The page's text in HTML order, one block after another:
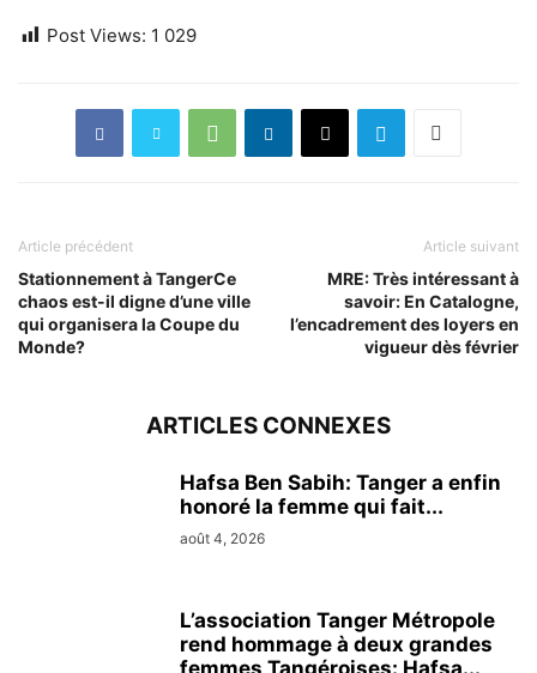
Post Views: 1 029
Article précédent
Stationnement à TangerCe
chaos est-il digne d’une ville
qui organisera la Coupe du
Monde?
Article suivant
MRE: Très intéressant à
savoir: En Catalogne,
l’encadrement des loyers en
vigueur dès février
ARTICLES CONNEXES
Hafsa Ben Sabih: Tanger a enfin
honoré la femme qui fait...
août 4, 2026
L’association Tanger Métropole
rend hommage à deux grandes
femmes Tangéroises: Hafsa...